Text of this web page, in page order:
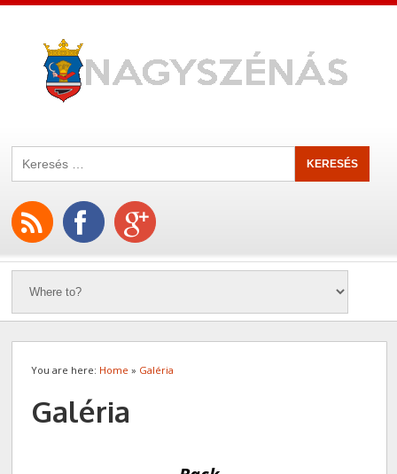
You are here: Home » Galéria
Galéria